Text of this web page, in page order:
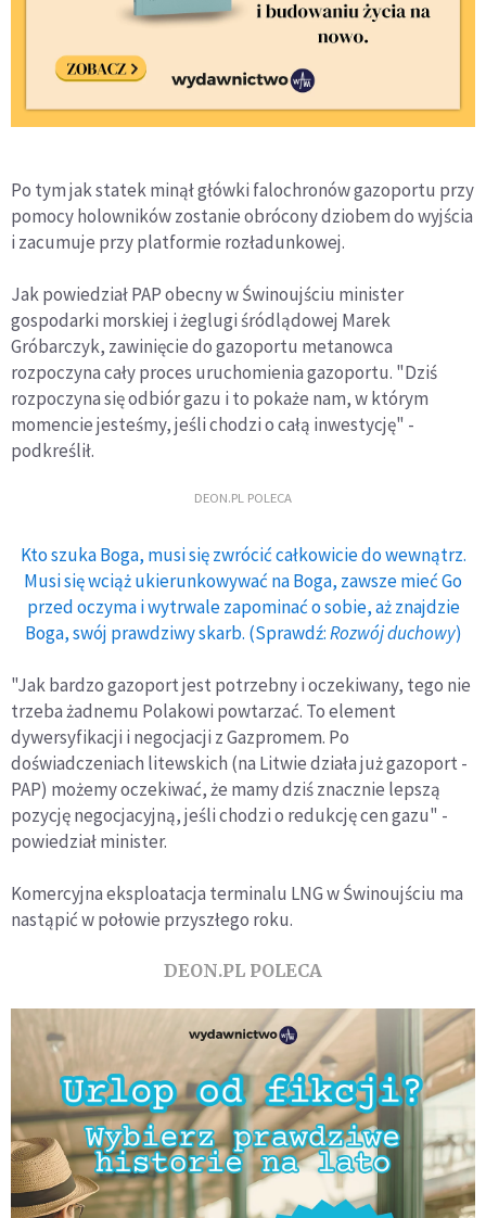
Po tym jak statek minął główki falochronów gazoportu przy
pomocy holowników zostanie obrócony dziobem do wyjścia
i zacumuje przy platformie rozładunkowej.
Jak powiedział PAP obecny w Świnoujściu minister
gospodarki morskiej i żeglugi śródlądowej Marek
Gróbarczyk, zawinięcie do gazoportu metanowca
rozpoczyna cały proces uruchomienia gazoportu. "Dziś
rozpoczyna się odbiór gazu i to pokaże nam, w którym
momencie jesteśmy, jeśli chodzi o całą inwestycję" -
podkreślił.
DEON.PL POLECA
Kto szuka Boga, musi się zwrócić całkowicie do wewnątrz.
Musi się wciąż ukierunkowywać na Boga, zawsze mieć Go
przed oczyma i wytrwale zapominać o sobie, aż znajdzie
Boga, swój prawdziwy skarb. (Sprawdź:Rozwój duchowy)
"Jak bardzo gazoport jest potrzebny i oczekiwany, tego nie
trzeba żadnemu Polakowi powtarzać. To element
dywersyfikacji i negocjacji z Gazpromem. Po
doświadczeniach litewskich (na Litwie działa już gazoport -
PAP) możemy oczekiwać, że mamy dziś znacznie lepszą
pozycję negocjacyjną, jeśli chodzi o redukcję cen gazu" -
powiedział minister.
Komercyjna eksploatacja terminalu LNG w Świnoujściu ma
nastąpić w połowie przyszłego roku.
DEON.PL POLECA